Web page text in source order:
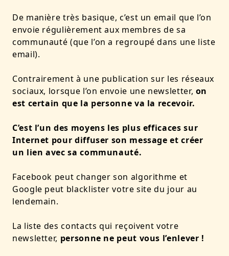
De manière très basique, c’est un email que l’on
envoie régulièrement aux membres de sa
communauté (que l’on a regroupé dans une liste
email).
Contrairement à une publication sur les réseaux
sociaux, lorsque l’on envoie une newsletter, on
est certain que la personne va la recevoir.
C’est l’un des moyens les plus efficaces sur
Internet pour diffuser son message et créer
un lien avec sa communauté.
Facebook peut changer son algorithme et
Google peut blacklister votre site du jour au
lendemain.
La liste des contacts qui reçoivent votre
newsletter, personne ne peut vous l’enlever !